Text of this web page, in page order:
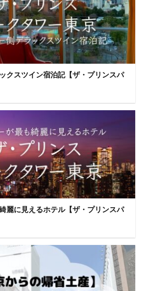
クスツイン宿泊記【ザ・プリンスパ
麗に見えるホテル【ザ・プリンスパ